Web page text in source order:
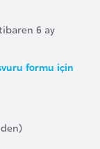
6 ay
formu için